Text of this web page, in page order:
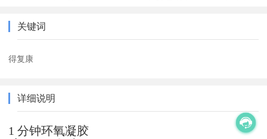
关键词
得复康
详细说明
1 分钟环氧凝胶